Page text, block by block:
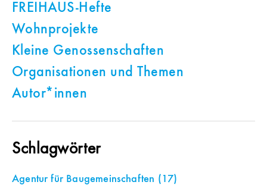
FREIHAUS-Hefte
Wohnprojekte
Kleine Genossenschaften
Organisationen und Themen
Autor*innen
Schlagwörter
Agentur für Baugemeinschaften (17)